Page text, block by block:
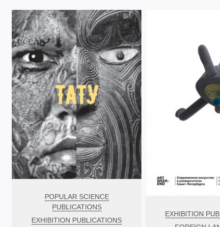
POPULAR SCIENCE
PUBLICATIONS
EXHIBITION PUBLICATIONS
EXHIBITION